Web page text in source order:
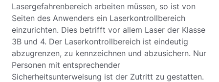
Lasergefahrenbereich arbeiten müssen, so ist von
Seiten des Anwenders ein Laserkontrollbereich
einzurichten. Dies betrifft vor allem Laser der Klasse
3B und 4. Der Laserkontrollbereich ist eindeutig
abzugrenzen, zu kennzeichnen und abzusichern. Nur
Personen mit entsprechender
Sicherheitsunterweisung ist der Zutritt zu gestatten.